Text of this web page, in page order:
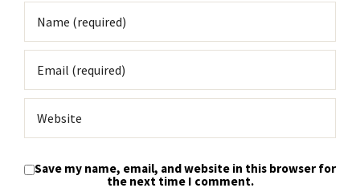
Save my name, email, and website in this browser for
the next time I comment.